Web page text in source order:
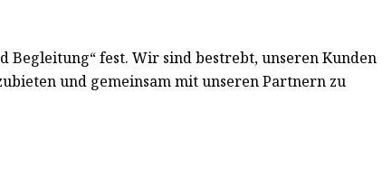
Begleitung“ fest. Wir sind bestrebt, unseren Kunden
und gemeinsam mit unseren Partnern zu